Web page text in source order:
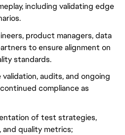
including validating edge
product managers, data
to ensure alignment on
standards.
audits, and ongoing
compliance as
of test strategies,
and quality metrics;